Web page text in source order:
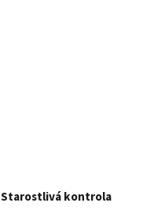
Starostlivá kontrola